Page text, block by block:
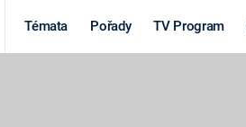
Témata Pořady TV Program